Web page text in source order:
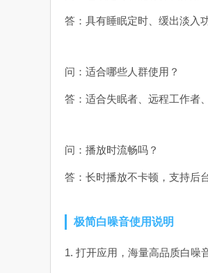
答：具有睡眠定时、缓出淡入
问：适合哪些人群使用？
答：适合失眠者、远程工作者
问：播放时流畅吗？
答：长时播放不卡顿，支持后
极简白噪音使用说明
1. 打开应用，海量高品质白噪